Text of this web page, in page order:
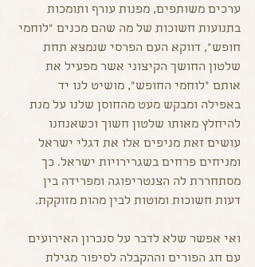
ערכים משותפים, מפנות עורף ותומכות
בתנועות חשוכות של מה שהם מכנים "לוחמי
חופש", דווקא העם הפרסי שנמצא תחת
שלטון החושך הקיצוני אשר מפעיל את
אותם "לוחמי החופש", מושיט לנו יד
באפילה ומבקש מעט מהחוסן שלנו על מנת
להיחלץ מאותו שלטון חשוך וכשאנחנו
עושים זאת מניפים אלו את דגלי ישראל
ומניחים פרחים בשגרירויות ישראל. כך
מסתחררת לה הצנטריפוגה ומפרידה בין
דעות חשוכות ומוטות לבין מהות מזוקקת.
ואי אפשר שלא לדבר על סנכרון האירועים
עם חג הפורים וההקבלה לסיפור מגילת